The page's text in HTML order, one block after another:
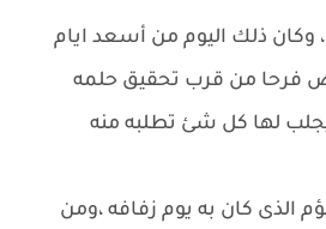
وكان ذلك اليوم من أسعد ايام
فرحا من قرب تحقيق حلمه
يجلب لها كل شئ تطلبه منه
الذى كان به يوم زفافه ،ومن